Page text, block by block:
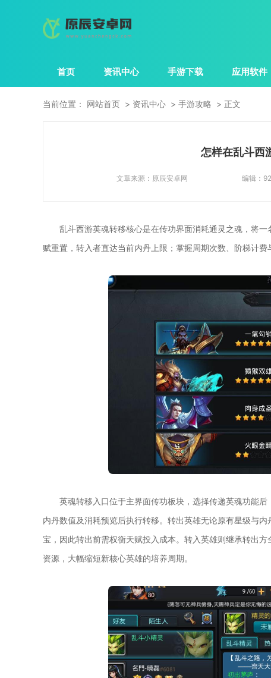
首页 资讯中心 手游下载 应用软件
当前位置： 网站首页 资讯中心 手游攻略 正文
怎样在乱斗西
文章来源： 原辰安卓网 编辑：
乱斗西游英魂转移核心是在传功界面消耗通灵之魂，将
赋重置，转入者直达当前内丹上限；掌握周期次数、阶梯计费
英魂转移入口位于主界面传功板块，选择传递英魂功能
内丹数值及消耗预览后执行转移。转出英雄无论原有星级与
宝，因此转出前需权衡天赋投入成本。转入英雄则继承转出
资源，大幅缩短新核心英雄的培养周期。